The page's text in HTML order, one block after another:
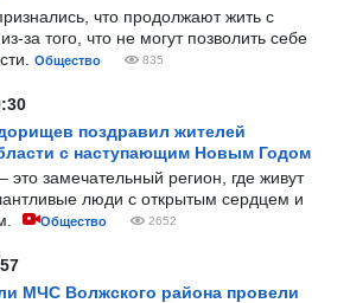
что продолжают жить с
за того, что не могут позволить себе
Общество 835
поздравил жителей
с наступающим Новым Годом
это замечательный регион, где живут
люди с открытым сердцем и
Общество 2652
МЧС Волжского района провели